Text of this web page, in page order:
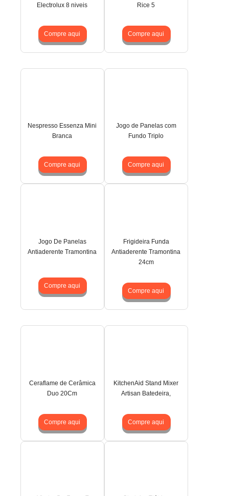
Electrolux 8 niveis
Compre aqui
Rice 5
Compre aqui
Nespresso Essenza Mini
Branca
Compre aqui
Jogo de Panelas com
Fundo Triplo
Compre aqui
Jogo De Panelas
Antiaderente Tramontina
Compre aqui
Frigideira Funda
Antiaderente Tramontina
24cm
Compre aqui
Ceraflame de Cerâmica
Duo 20Cm
Compre aqui
KitchenAid Stand Mixer
Artisan Batedeira,
Compre aqui